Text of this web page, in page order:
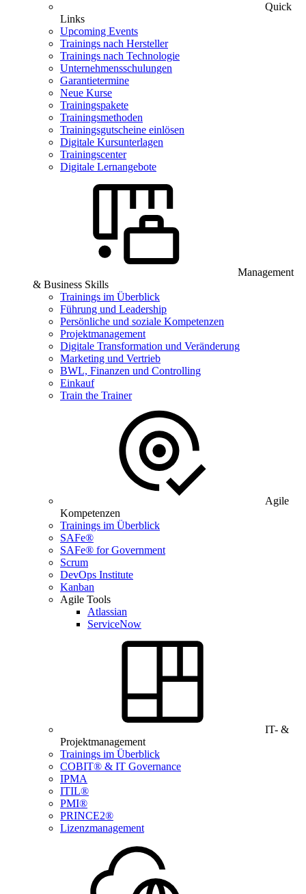
Quick
Links
Upcoming Events
Trainings nach Hersteller
Trainings nach Technologie
Unternehmensschulungen
Garantietermine
Neue Kurse
Trainingspakete
Trainingsmethoden
Trainingsgutscheine einlösen
Digitale Kursunterlagen
Trainingscenter
Digitale Lernangebote
Management
& Business Skills
Trainings im Überblick
Führung und Leadership
Persönliche und soziale Kompetenzen
Projektmanagement
Digitale Transformation und Veränderung
Marketing und Vertrieb
BWL, Finanzen und Controlling
Einkauf
Train the Trainer
Agile
Kompetenzen
Trainings im Überblick
SAFe®
SAFe® for Government
Scrum
DevOps Institute
Kanban
Agile Tools
Atlassian
ServiceNow
IT- &
Projektmanagement
Trainings im Überblick
COBIT® & IT Governance
IPMA
ITIL®
PMI®
PRINCE2®
Lizenzmanagement